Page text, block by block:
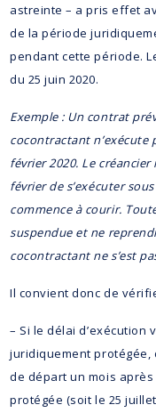
astreinte – a pris effet
de la période
pendant cette période.
du 25 juin 2020.
Exemple : Un contrat
cocontractant n’exécute
février 2020. Le
février de s’exécuter
commence à courir.
suspendue et ne
cocontractant ne s’est
Il convient donc de
– Si le délai
juridiquement protégée,
de départ un mois
protégée (soit le 25